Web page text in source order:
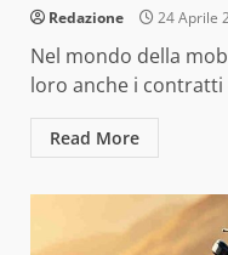
Redazione 24 Aprile
Nel mondo della
loro anche i contratti
Read More